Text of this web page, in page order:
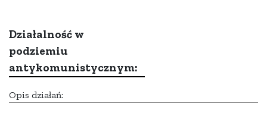
Działalność w
podziemiu
antykomunistycznym:
Opis działań: